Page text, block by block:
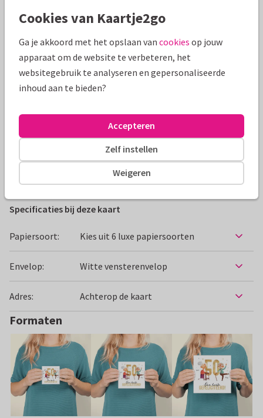
Productinformatie
getrouwd is met twee oudjes en gouden hartjes.
Alle kaarten zijn helemaal naar wens aan te passen
Paperhugs - by Lidy
Specificaties bij deze kaart
Papiersoort: Kies uit 6 luxe papiersoorten
Envelop: Witte vensterenvelop
Adres: Achterop de kaart
Formaten
Cookies van Kaartje2go
Ga je akkoord met het opslaan van cookies op jouw
apparaat om de website te verbeteren, het
websitegebruik te analyseren en gepersonaliseerde
inhoud aan te bieden?
Weigeren
Zelf instellen
Accepteren